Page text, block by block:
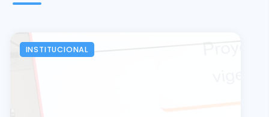
INSTITUCIONAL